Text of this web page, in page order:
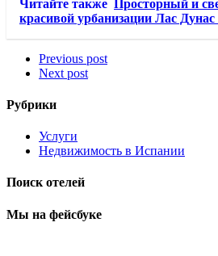
Читайте также
Просторный и
красивой урбанизации Лас
Previous post
Next post
Рубрики
Услуги
Недвижимость в Испании
Поиск отелей
Мы на фейсбуке